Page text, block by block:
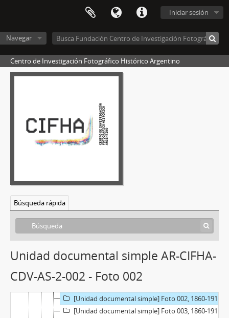
Iniciar sesión
Navegar
Centro de Investigación Fotográfico Histórico Argentino
Búsqueda rápida
Unidad documental simple AR-CIFHA-
CDV-AS-2-002 - Foto 002
[Serie] Alfredo Srur, 1855-1930
[Subserie] Subserie 1, 1860-1910
[Subserie] Subserie 2, 1860-1910
[Unidad documental simple] Foto 002, 1860-1910
[Unidad documental simple] Foto 003, 1860-1910